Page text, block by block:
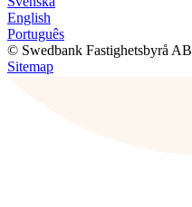
English
Português
© Swedbank Fastighetsbyrå AB
Sitemap